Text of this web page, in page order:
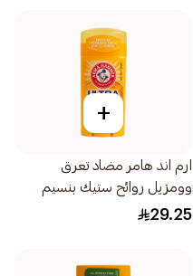
+
ارم اند هامر مضاد تعرق
وومزيل روائح ستيك بنسيم
باودر فريش النظيف 73جرام
29.25